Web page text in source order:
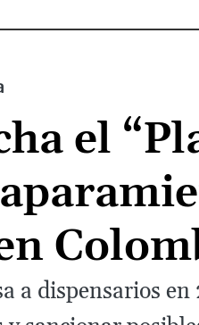
el
a dispensarios